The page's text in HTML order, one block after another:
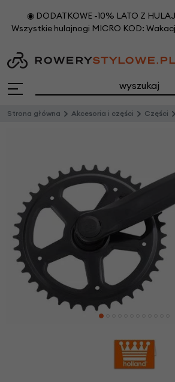
◉ DODATKOWE -10% LATO Z
Wszystkie hulajnogi MICRO KOD:
Strona główna Akcesoria i części Części